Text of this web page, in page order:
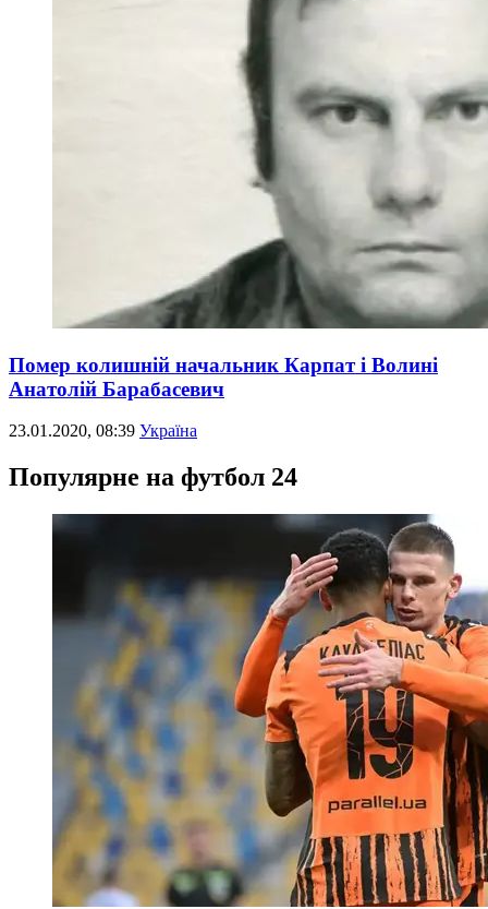
Помер колишній начальник Карпат і Волині
Анатолій Барабасевич
23.01.2020, 08:39 Україна
Популярне на футбол 24